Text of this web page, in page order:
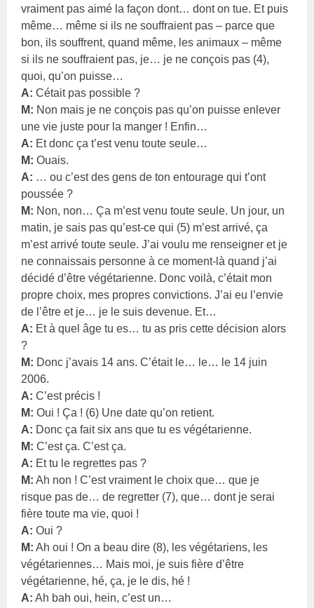
vraiment pas aimé la façon dont… dont on tue. Et puis
même… même si ils ne souffraient pas – parce que
bon, ils souffrent, quand même, les animaux – même
si ils ne souffraient pas, je… je ne conçois pas (4),
quoi, qu’on puisse…
A: Cétait pas possible ?
M: Non mais je ne conçois pas qu’on puisse enlever
une vie juste pour la manger ! Enfin…
A: Et donc ça t’est venu toute seule…
M: Ouais.
A: … ou c’est des gens de ton entourage qui t’ont
poussée ?
M: Non, non… Ça m’est venu toute seule. Un jour, un
matin, je sais pas qu’est-ce qui (5) m’est arrivé, ça
m’est arrivé toute seule. J’ai voulu me renseigner et je
ne connaissais personne à ce moment-là quand j’ai
décidé d’être végétarienne. Donc voilà, c’était mon
propre choix, mes propres convictions. J’ai eu l’envie
de l’être et je… je le suis devenue. Et…
A: Et à quel âge tu es… tu as pris cette décision alors
?
M: Donc j’avais 14 ans. C’était le… le… le 14 juin
2006.
A: C’est précis !
M: Oui ! Ça ! (6) Une date qu’on retient.
A: Donc ça fait six ans que tu es végétarienne.
M: C’est ça. C’est ça.
A: Et tu le regrettes pas ?
M: Ah non ! C’est vraiment le choix que… que je
risque pas de… de regretter (7), que… dont je serai
fière toute ma vie, quoi !
A: Oui ?
M: Ah oui ! On a beau dire (8), les végétariens, les
végétariennes… Mais moi, je suis fière d’être
végétarienne, hé, ça, je le dis, hé !
A: Ah bah oui, hein, c’est un…